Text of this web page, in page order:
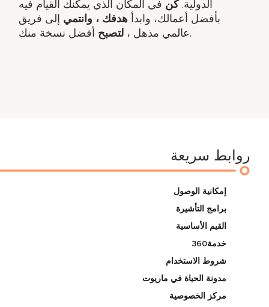
الدولية.كن في المكان الذي يمكنك القيام فيه
بأفضل أعمالك، وابدأ هدفك ​، وانتمي إلى فريق
عالمي مذهل ​، لتصبح أفضل نسخة منك.
روابط سريعة
إمكانية الوصول
برامج التأشيرة
القيم الأساسية
خدمة360
شروط الاستخدام
مدونة الحياة في ماريوت
مركز الخصوصية